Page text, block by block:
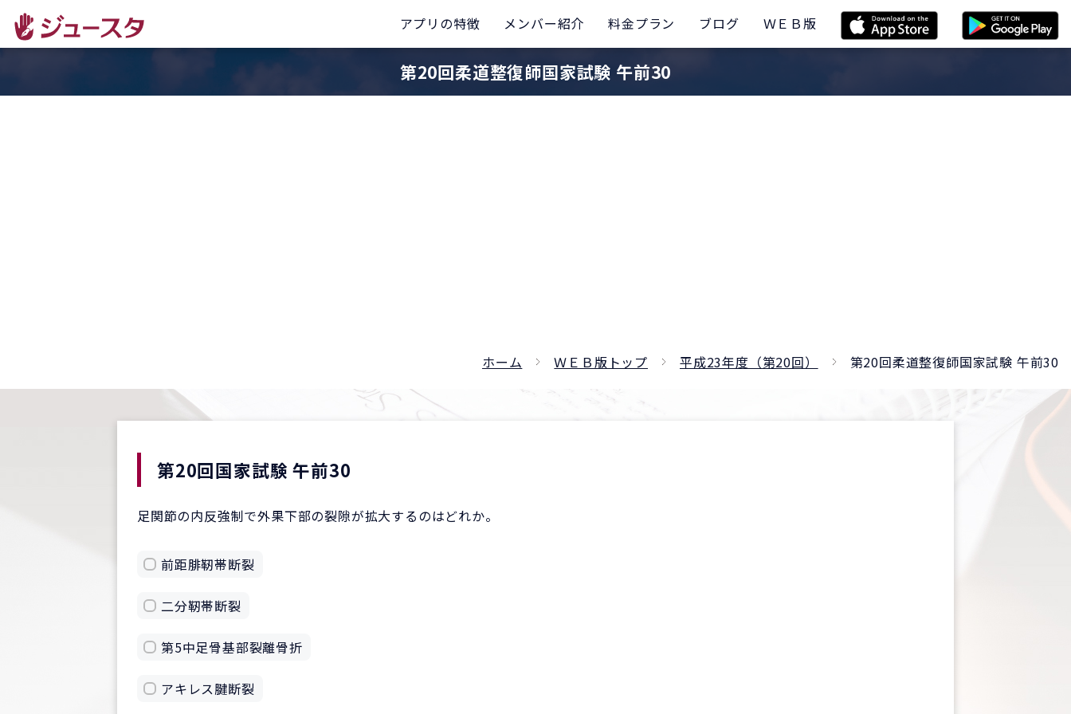
アプリの特徴 メンバー紹介 料金プラン ブログ ＷＥＢ版
第20回柔道整復師国家試験 午前30
ホーム ＷＥＢ版トップ 平成23年度（第20回） 第20回柔道整復師国家試験 午前30
第20回国家試験 午前30
足関節の内反強制で外果下部の裂隙が拡大するのはどれか。
前距腓靭帯断裂
二分靭帯断裂
第5中足骨基部裂離骨折
アキレス腱断裂